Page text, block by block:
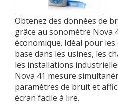
Obtenez des données de
grâce au sonomètre Nova
économique. Idéal pour
base dans les usines, les
les installations
Nova 41 mesure
paramètres de bruit et
écran facile à lire.